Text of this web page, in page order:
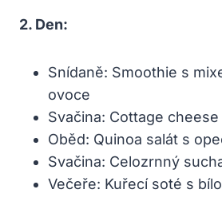
2. Den:
Snídaně: Smoothie s
ovoce
Svačina: Cottage
Oběd: Quinoa salát s
Svačina: Celozrnný
Večeře: Kuřecí soté s